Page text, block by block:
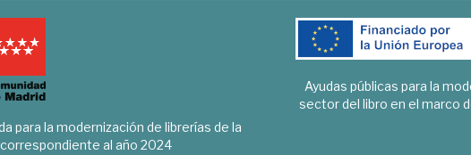
para la modernización de librerías de la
al año 2024
Ayudas públicas para la
sector del libro en el marco